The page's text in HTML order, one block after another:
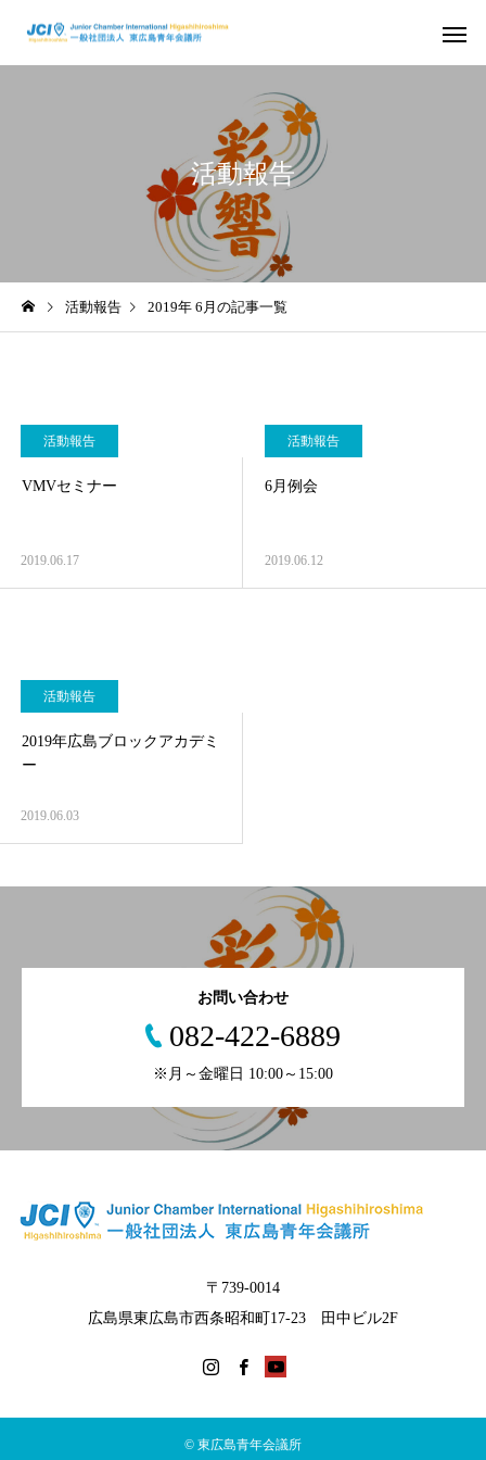
活動スケジュール
2026年度 4月例会 開催 2026年度 3月例会 開
活動報告
活動報告 2019年 6月の記事一覧
活動報告
VMVセミナー
2019.06.17
活動報告
6月例会
2019.06.12
活動報告
2019年広島ブロックアカデミ
ー
2019.06.03
お問い合わせ
082-422-6889
※月～金曜日 10:00～15:00
〒739-0014
広島県東広島市西条昭和町17-23 田中ビル2F
© 東広島青年会議所